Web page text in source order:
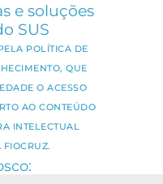
e soluções
SUS
POLÍTICA DE
QUE
O ACESSO
AO CONTEÚDO
INTELECTUAL